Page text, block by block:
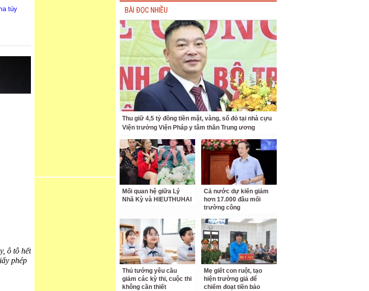
túy
ô tô hết
phép
BÀI ĐỌC NHIỀU
Thu giữ 4,5 tỷ đồng tiền mặt, vàng, sổ đỏ tại nhà cựu
Viện trưởng Viện Pháp y tâm thần Trung ương
Mối quan hệ giữa Lý
Nhã Kỳ và HIEUTHUHAI
Cả nước dự kiến giảm
hơn 17.000 đầu mối
trường công
Thủ tướng yêu cầu
giảm các kỳ thi, cuộc thi
không cần thiết
Mẹ giết con ruột, tạo
hiện trường giả để
chiếm đoạt tiền bảo